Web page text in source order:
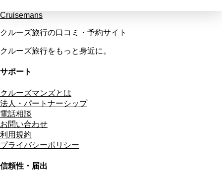
Cruisemans
クルーズ旅行の口コミ・予約サイト
クルーズ旅行をもっと身近に。
サポート
クルーズマンズとは
法人・パートナーシップ
電話相談
お問い合わせ
利用規約
プライバシーポリシー
信頼性・届出